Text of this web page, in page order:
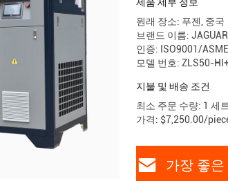
원래 장소: 푸젠, 중국
브랜드 이름: JAGUAR
인증: ISO9001/
모델 번호: ZLS50-
지불 및 배송 조건
최소 주문 수량: 1 세트
가격: $7,250.00/
가장 좋